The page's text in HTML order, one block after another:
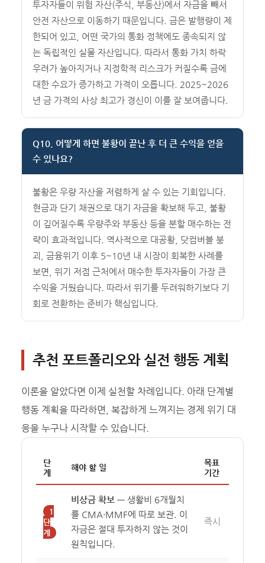
투자자들이 위험 자산(주식, 부동산)에서 자금을 빼서
안전 자산으로 이동하기 때문입니다. 금은 발행량이 제
한되어 있고, 어떤 국가의 통화 정책에도 종속되지 않
는 독립적인 실물 자산입니다. 따라서 통화 가치 하락
우려가 높아지거나 지정학적 리스크가 커질수록 금에
대한 수요가 증가하고 가격이 오릅니다. 2025~2026
년 금 가격의 사상 최고가 경신이 이를 잘 보여줍니다.
Q10. 어떻게 하면 불황이 끝난 후 더 큰 수익을 얻을
수 있나요?
불황은 우량 자산을 저렴하게 살 수 있는 기회입니다.
현금과 단기 채권으로 대기 자금을 확보해 두고, 불황
이 깊어질수록 우량주와 부동산 등을 분할 매수하는 전
략이 효과적입니다. 역사적으로 대공황, 닷컴버블 붕
괴, 금융위기 이후 5~10년 내 시장이 회복한 사례를
보면, 위기 저점 근처에서 매수한 투자자들이 가장 큰
수익을 거뒀습니다. 따라서 위기를 두려워하기보다 기
회로 전환하는 준비가 핵심입니다.
추천 포트폴리오와 실전 행동 계획
이론을 알았다면 이제 실천할 차례입니다. 아래 단계별
행동 계획을 따라하면, 복잡하게 느껴지는 경제 위기 대
응을 누구나 시작할 수 있습니다.
단
계
해야 할 일
목표
기간
1
단
계
비상금 확보 — 생활비 6개월치
를 CMA·MMF에 따로 보관. 이
자금은 절대 투자하지 않는 것이
원칙입니다.
즉시